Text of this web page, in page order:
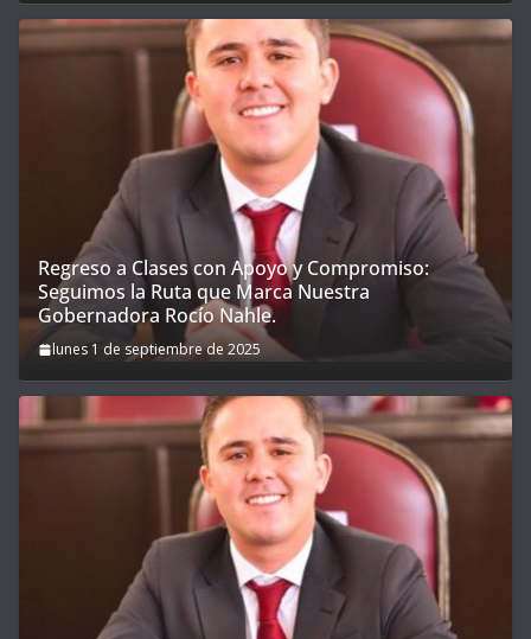
Regreso a Clases con Apoyo y Compromiso:
Seguimos la Ruta que Marca Nuestra
Gobernadora Rocío Nahle.
lunes 1 de septiembre de 2025